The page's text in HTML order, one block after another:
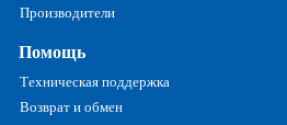
Производители
Помощь
Техническая поддержка
Возврат и обмен